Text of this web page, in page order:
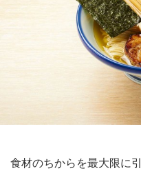
食材のちからを最大限に